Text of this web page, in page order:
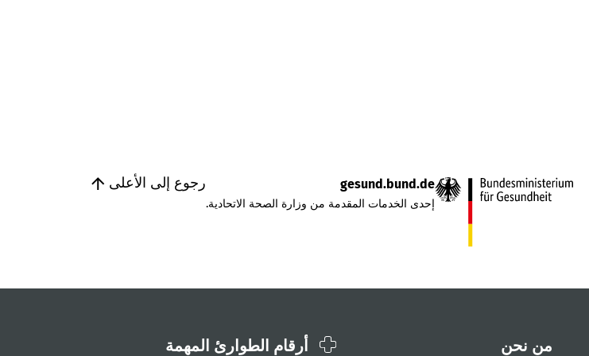
رجوع إلى الأعلى gesund.bund.de
إحدى الخدمات المقدمة من وزارة الصحة الاتحادية.
من نحن أرقام الطوارئ المهمة